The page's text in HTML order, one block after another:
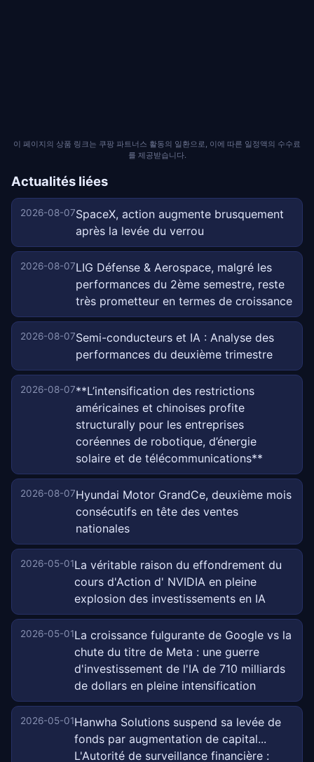
이 페이지의 상품 링크는 쿠팡 파트너스 활동의 일환으로, 이에 따른 일정액의 수수료
를 제공받습니다.
Actualités liées
2026-08-07SpaceX, action augmente brusquement
après la levée du verrou
2026-08-07LIG Défense & Aerospace, malgré les
performances du 2ème semestre, reste
très prometteur en termes de croissance
2026-08-07Semi-conducteurs et IA : Analyse des
performances du deuxième trimestre
2026-08-07**L’intensification des restrictions
américaines et chinoises profite
structurally pour les entreprises
coréennes de robotique, d’énergie
solaire et de télécommunications**
2026-08-07Hyundai Motor GrandCe, deuxième mois
consécutifs en tête des ventes
nationales
2026-05-01La véritable raison du effondrement du
cours d'Action d' NVIDIA en pleine
explosion des investissements en IA
2026-05-01La croissance fulgurante de Google vs la
chute du titre de Meta : une guerre
d'investissement de l'IA de 710 milliards
de dollars en pleine intensification
2026-05-01Hanwha Solutions suspend sa levée de
fonds par augmentation de capital...
L'Autorité de surveillance financière :